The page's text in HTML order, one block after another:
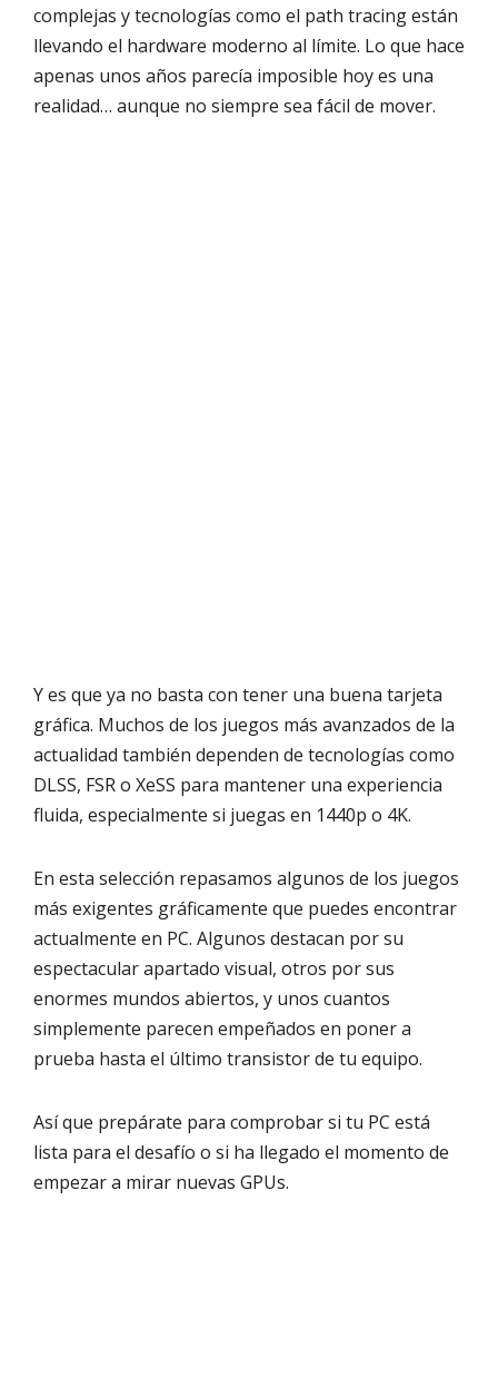
complejas y tecnologías como el path tracing están
llevando el hardware moderno al límite. Lo que hace
apenas unos años parecía imposible hoy es una
realidad… aunque no siempre sea fácil de mover.
Y es que ya no basta con tener una buena tarjeta
gráfica. Muchos de los juegos más avanzados de la
actualidad también dependen de tecnologías como
DLSS, FSR o XeSS para mantener una experiencia
fluida, especialmente si juegas en 1440p o 4K.
En esta selección repasamos algunos de los juegos
más exigentes gráficamente que puedes encontrar
actualmente en PC. Algunos destacan por su
espectacular apartado visual, otros por sus
enormes mundos abiertos, y unos cuantos
simplemente parecen empeñados en poner a
prueba hasta el último transistor de tu equipo.
Así que prepárate para comprobar si tu PC está
lista para el desafío o si ha llegado el momento de
empezar a mirar nuevas GPUs.